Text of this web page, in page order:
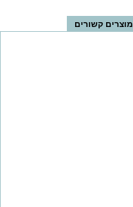
מוצרים קשורים